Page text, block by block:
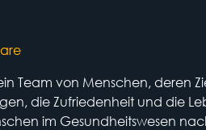
Team von Menschen, deren
die Zufriedenheit und die
im Gesundheitswesen